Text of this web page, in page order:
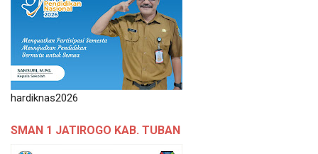
hardiknas2026
SMAN 1 JATIROGO KAB. TUBAN